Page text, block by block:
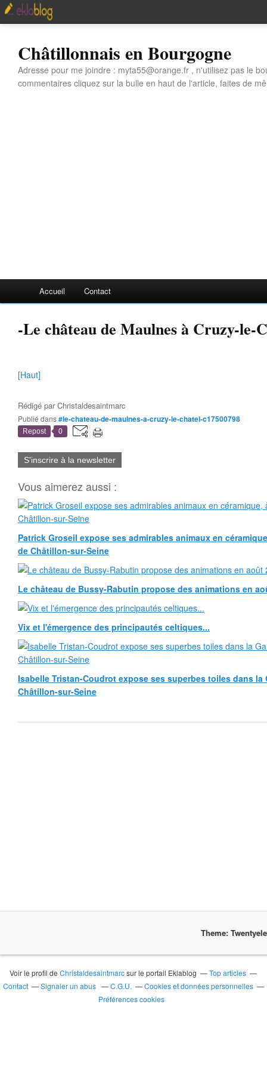
Châtillonnais en Bourgogne
Adresse pour me joindre : myta55@orange.fr , n'utilisez pas le
commentaires cliquez sur la bulle en haut de l'article, faites de
Accueil Contact
-Le château de Maulnes à Cruzy-le-
[Haut]
Rédigé parChristaldesaintmarc
Publié dans#le-chateau-de-maulnes-a-cruzy-le-chatel-c17500798
Repost 0
S'inscrire à la newsletter
Vous aimerez aussi :
Patrick Groseil expose ses admirables animaux en
de Châtillon-sur-Seine
Le château de Bussy-Rabutin propose des animations en
Vix et l'émergence des principautés celtiques...
Isabelle Tristan-Coudrot expose ses superbes toiles dans la
Châtillon-sur-Seine
Theme:
Voir le profil deChristaldesaintmarcsur le portail Eklablog
Top articles
Contact
Signaler un abus C.G.U.
Cookies et données personnelles
Préférences cookies